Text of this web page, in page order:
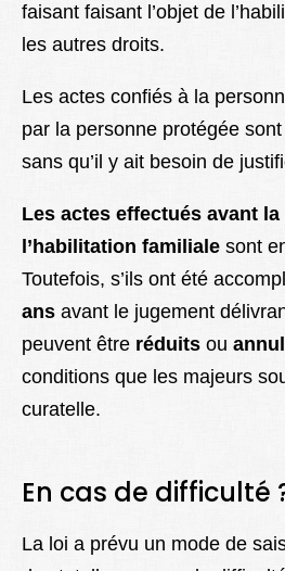
faisant faisant l’objet de
les autres droits.
Les actes confiés à la
par la personne protégée
sans qu’il y ait besoin de
Les actes effectués avant
l’habilitation familiale sont
Toutefois, s’ils ont été
ans avant le jugement
peuvent être réduits ou
conditions que les majeurs
curatelle.
En cas de difficulté
La loi a prévu un mode de